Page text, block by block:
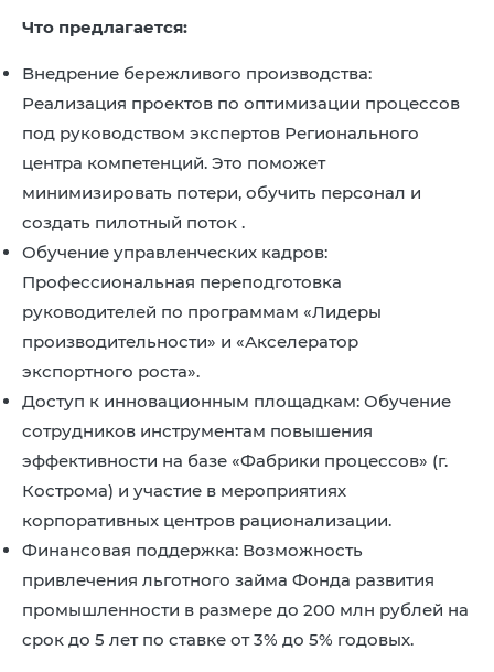
Что предлагается:
Внедрение бережливого производства:
Реализация проектов по оптимизации процессов
под руководством экспертов Регионального
центра компетенций. Это поможет
минимизировать потери, обучить персонал и
создать пилотный поток .
Обучение управленческих кадров:
Профессиональная переподготовка
руководителей по программам «Лидеры
производительности» и «Акселератор
экспортного роста».
Доступ к инновационным площадкам: Обучение
сотрудников инструментам повышения
эффективности на базе «Фабрики процессов» (г.
Кострома) и участие в мероприятиях
корпоративных центров рационализации.
Финансовая поддержка: Возможность
привлечения льготного займа Фонда развития
промышленности в размере до 200 млн рублей на
срок до 5 лет по ставке от 3% до 5% годовых.